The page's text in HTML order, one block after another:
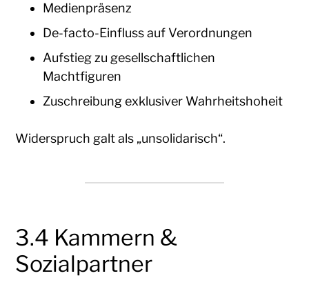
Medienpräsenz
De-facto-Einfluss auf Verordnungen
Aufstieg zu gesellschaftlichen
Machtfiguren
Zuschreibung exklusiver Wahrheitshoheit
Widerspruch galt als „unsolidarisch“.
3.4 Kammern &
Sozialpartner